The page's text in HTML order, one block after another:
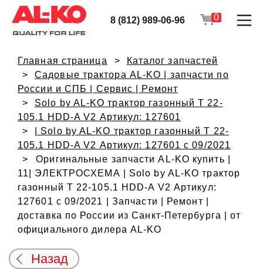
8 (812) 989-06-96 0
Главная страница
Каталог запчастей
Садовые трактора AL-KO | запчасти по
России и СПБ | Сервис | Ремонт
Solo by AL-KO трактор газонный T 22-
105.1 HDD-A V2 Артикул: 127601
| Solo by AL-KO трактор газонный T 22-
105.1 HDD-A V2 Артикул: 127601 с 09/2021
Оригинальные запчасти AL-KO купить |
11| ЭЛЕКТРОСХЕМА | Solo by AL-KO трактор
газонный T 22-105.1 HDD-A V2 Артикул:
127601 с 09/2021 | Запчасти | Ремонт |
доставка по России из Санкт-Петербурга | от
официального дилера AL-KO
Назад